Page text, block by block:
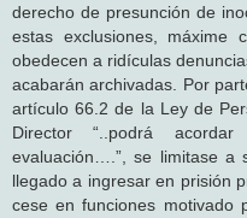
derecho de presunción de
estas exclusiones, máxime
obedecen a ridículas
acabarán archivadas. Por
artículo 66.2 de la Ley de
Director “..podrá
evaluación….”, se limitase a
llegado a ingresar en prisión
cese en funciones motivado